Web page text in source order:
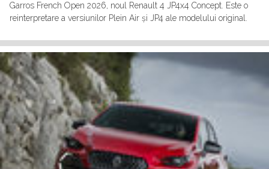
Garros French Open 2026, noul Renault 4 JP4x4 Concept. Este o
reinterpretare a versiunilor Plein Air și JP4 ale modelului original.